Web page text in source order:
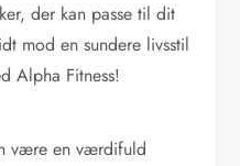
der kan passe til dit
mod en sundere livsstil
Alpha Fitness!
være en værdifuld